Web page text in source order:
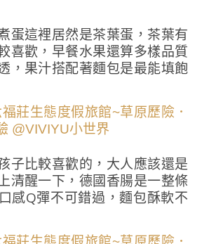
蛋這裡居然是茶葉蛋，茶葉有
喜歡，早餐水果還算多樣品質
，果汁搭配著麵包是最能填飽
子比較喜歡的，大人應該還是
清醒一下，德國香腸是一整條
感Q彈不可錯過，麵包酥軟不